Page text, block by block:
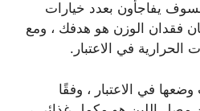
فسوف يفاجأون بعدد خيارات
فقدان الوزن هو هدفك ، ومع
في الاعتبار.
في الاعتبار ، وفقًا